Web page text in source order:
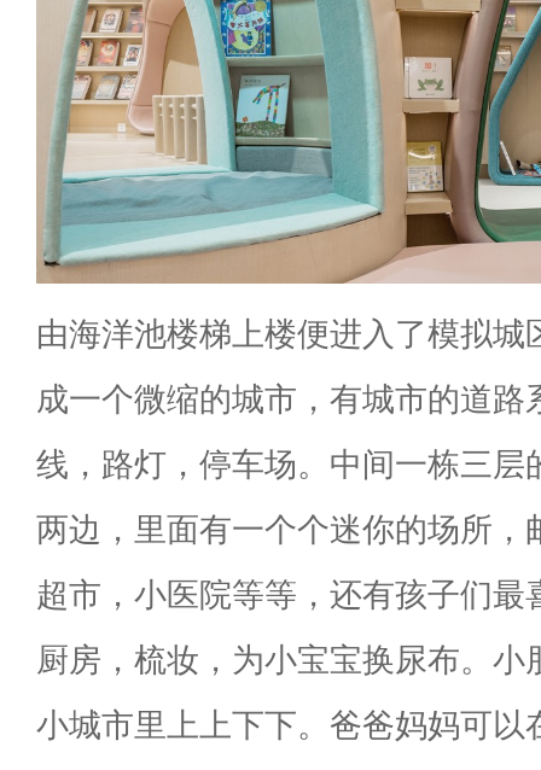
由海洋池楼梯上楼便进入了模拟城
成一个微缩的城市，有城市的道路
线，路灯，停车场。中间一栋三层
两边，里面有一个个迷你的场所，
超市，小医院等等，还有孩子们最
厨房，梳妆，为小宝宝换尿布。小
小城市里上上下下。爸爸妈妈可以